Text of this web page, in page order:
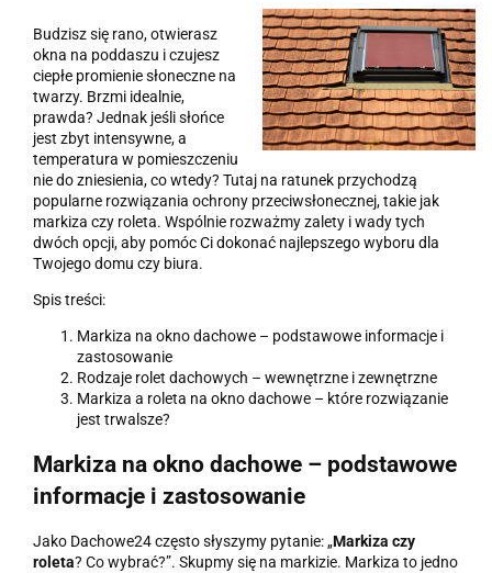
Budzisz się rano, otwierasz
okna na poddaszu i czujesz
ciepłe promienie słoneczne na
twarzy. Brzmi idealnie,
prawda? Jednak jeśli słońce
jest zbyt intensywne, a
temperatura w pomieszczeniu
nie do zniesienia, co wtedy? Tutaj na ratunek przychodzą
popularne rozwiązania ochrony przeciwsłonecznej, takie jak
markiza czy roleta. Wspólnie rozważmy zalety i wady tych
dwóch opcji, aby pomóc Ci dokonać najlepszego wyboru dla
Twojego domu czy biura.
Spis treści:
Markiza na okno dachowe – podstawowe informacje i
zastosowanie
Rodzaje rolet dachowych – wewnętrzne i zewnętrzne
Markiza a roleta na okno dachowe – które rozwiązanie
jest trwalsze?
Markiza na okno dachowe – podstawowe
informacje i zastosowanie
Jako Dachowe24 często słyszymy pytanie:„Markiza czy
roleta? Co wybrać?”. Skupmy się na markizie. Markiza to jedno